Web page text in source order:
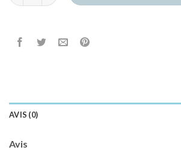
AVIS (0)
Avis